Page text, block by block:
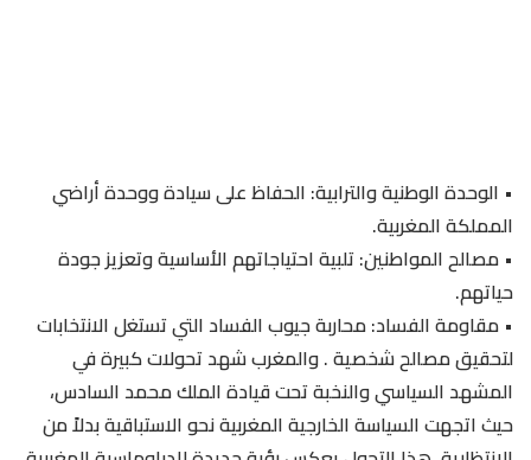
•⁠ ⁠الوحدة الوطنية والترابية: الحفاظ على سيادة ووحدة أراضي
المملكة المغربية.
•⁠ ⁠مصالح المواطنين: تلبية احتياجاتهم الأساسية وتعزيز جودة
حياتهم.
•⁠ ⁠مقاومة الفساد: محاربة جيوب الفساد التي تستغل الانتخابات
لتحقيق مصالح شخصية . والمغرب شهد تحولات كبيرة في
المشهد السياسي والنخبة تحت قيادة الملك محمد السادس،
حيث اتجهت السياسة الخارجية المغربية نحو الاستباقية بدلاً من